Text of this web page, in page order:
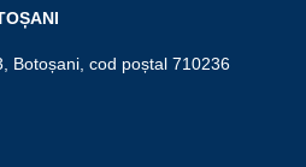
Botoșani, cod poștal 710236